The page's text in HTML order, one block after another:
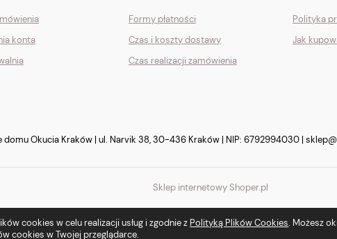
cookies w celu realizacji usług i zgodnie z Polityką Plików Cookies. Możesz
cookies w Twojej przeglądarce.
konta
Formy płatności
Czas i koszty dostawy
Czas realizacji zamówienia
Polityka
Jak
domu Okucia Kraków | ul. Narvik 38, 30-436 Kraków | NIP: 6792994030 |
Sklep internetowy Shoper.pl